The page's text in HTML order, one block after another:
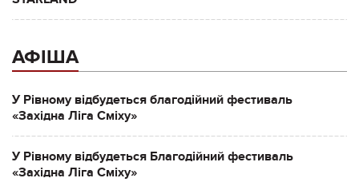
АФІША
У Рівному відбудеться благодійний фестиваль
«Західна Ліга Сміху»
У Рівному відбудеться Благодійний фестиваль
«Західна Ліга Сміху»